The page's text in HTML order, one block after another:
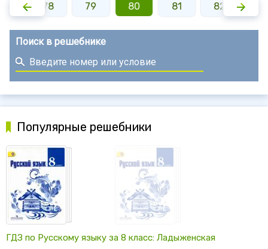
78 79 80 81 82
Поиск в решебнике
Популярные решебники
ГДЗ по Русскому языку за 8 класс: Ладыженская